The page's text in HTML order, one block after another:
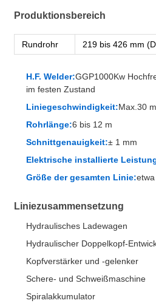
Produktionsbereich
Rundrohr 219 bis 426 mm
H.F. Welder:GGP1000Kw
im festen Zustand
Liniegeschwindigkeit:Max.30
Rohrlänge:6 bis 12 m
Schnittgenauigkeit:± 1 mm
Elektrische installierte
Größe der gesamten Linie:
Liniezusammensetzung
Hydraulisches Ladewagen
Hydraulischer Doppelkopf-
Kopfverstärker und -gelenker
Schere- und Schweißmaschine
Spiralakkumulator